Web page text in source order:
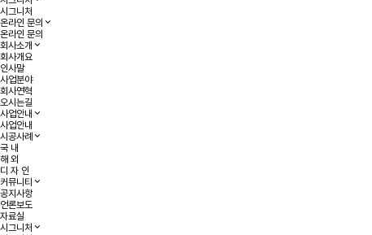
시그니처
온라인 문의
온라인 문의
회사소개
회사개요
인사말
사업분야
회사연혁
오시는길
사업안내
사업안내
시공사례
국 내
해 외
디 자 인
커뮤니티
공지사항
언론보도
자료실
시그니처